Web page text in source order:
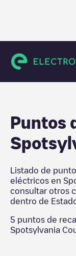
Estados Unidos
Puntos
Listado de
eléctricos en
consultar otros
dentro de
5 puntos de
Spotsylvania